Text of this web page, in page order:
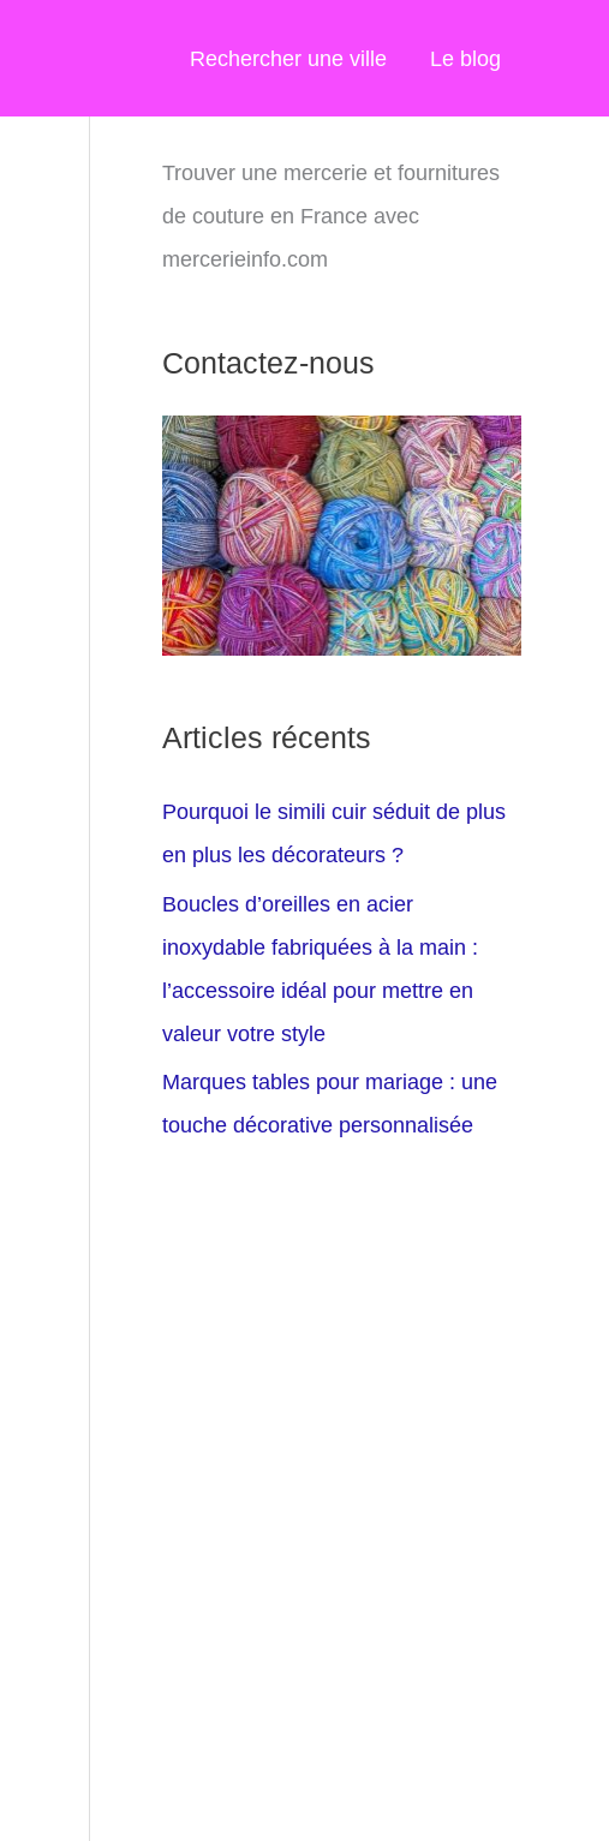
Rechercher une ville Le blog
Trouver une mercerie et fournitures
de couture en France avec
mercerieinfo.com
Contactez-nous
Articles récents
Pourquoi le simili cuir séduit de plus
en plus les décorateurs ?
Boucles d’oreilles en acier
inoxydable fabriquées à la main :
l’accessoire idéal pour mettre en
valeur votre style
Marques tables pour mariage : une
touche décorative personnalisée